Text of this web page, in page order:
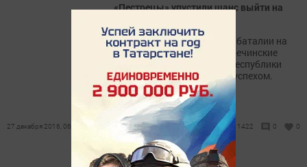
«Пестрецы» упустили шанс выйти на
Продолжаются хоккейные баталии на
ледовых площадках, пестречинские
хоккеисты на первенстве республики
выступают с переменным успехом.
27 декабря 2016, 06:08 1422 0 0